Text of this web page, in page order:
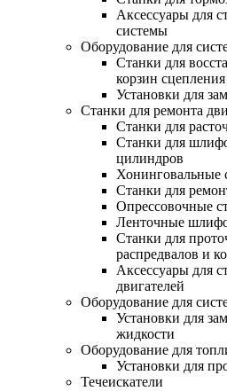
Аксессуары для
системы
Оборудование для
Станки для
корзин сцепления
Установки для
Станки для ремонта
Станки для
Станки для
цилиндров
Хонинговальные
Станки для
Опрессовочные
Ленточные
Станки для
распредвалов и
Аксессуары для
двигателей
Оборудование для
Установки для
жидкости
Оборудование для
Установки для
Течеискатели